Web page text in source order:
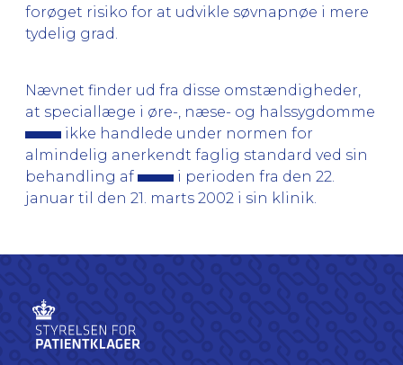
forøget risiko for at udvikle søvnapnøe i mere
tydelig grad.
Nævnet finder ud fra disse omstændigheder,
at speciallæge i øre-, næse- og halssygdomme
ikke handlede under normen for
almindelig anerkendt faglig standard ved sin
behandling af
i perioden fra den 22.
januar til den 21. marts 2002 i sin klinik.